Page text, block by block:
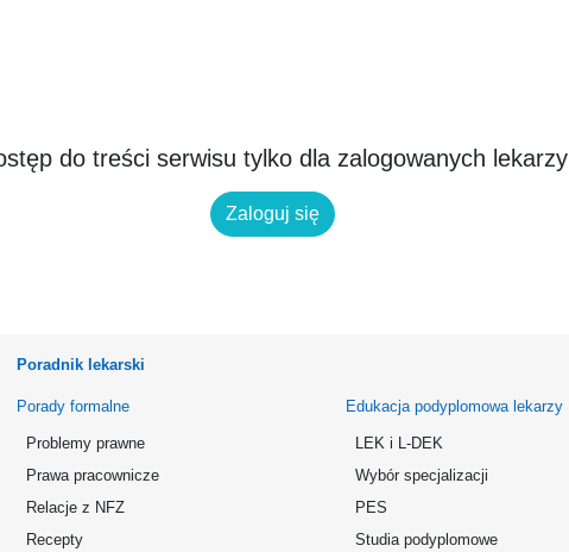
do treści serwisu tylko dla zalogowanych lekarzy
Zaloguj się
Poradnik lekarski
Porady formalne
Problemy prawne
Prawa pracownicze
Relacje z NFZ
Recepty
Edukacja podyplomowa lekarzy
LEK i L-DEK
Wybór specjalizacji
PES
Studia podyplomowe